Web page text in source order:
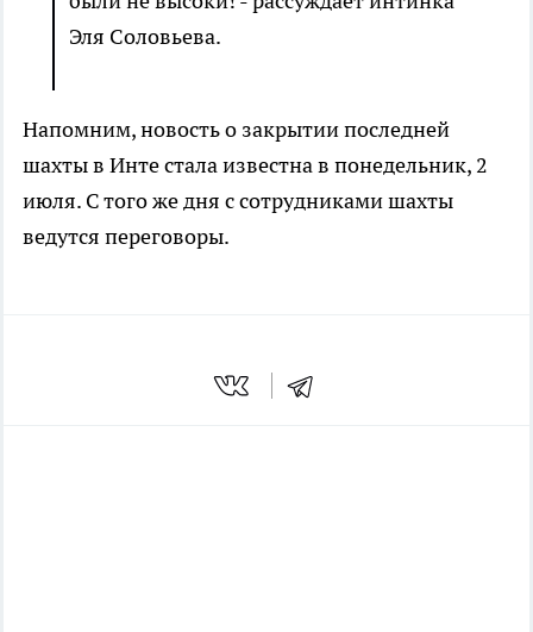
Эля Соловьева.
Напомним, новость о закрытии последней
шахты в Инте стала известна в понедельник, 2
июля. С того же дня с сотрудниками шахты
ведутся переговоры.